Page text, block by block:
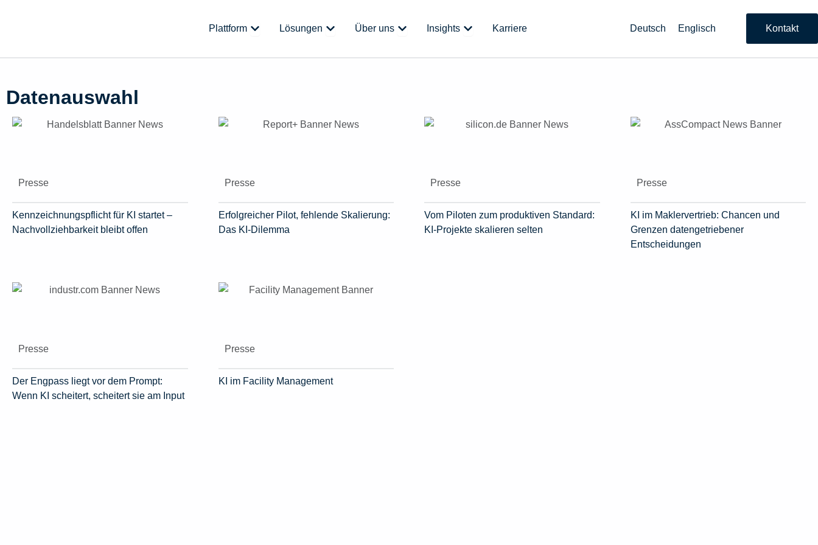
Plattform Öffne Plattform
Lösungen Öffne Lösungen
Über uns Öffne Über uns
Insights Öffne Insights
Karriere Deutsch Englisch Kontakt
Datenauswahl
Presse
Kennzeichnungspflicht für KI startet –
Nachvollziehbarkeit bleibt offen
Presse
Erfolgreicher Pilot, fehlende Skalierung:
Das KI-Dilemma
Presse
Vom Piloten zum produktiven Standard:
KI-Projekte skalieren selten
Presse
KI im Maklervertrieb: Chancen und
Grenzen datengetriebener
Entscheidungen
Presse
Der Engpass liegt vor dem Prompt:
Wenn KI scheitert, scheitert sie am Input
Presse
KI im Facility Management